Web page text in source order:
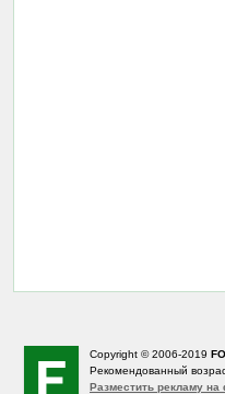
Copyright © 2006-2019
Рекомендованный
Разместить рекламу на